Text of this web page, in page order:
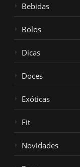
Bebidas
Bolos
Dicas
Doces
Exóticas
Fit
Novidades